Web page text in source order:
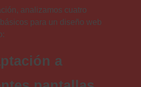
analizamos cuatro
para un diseño web
a